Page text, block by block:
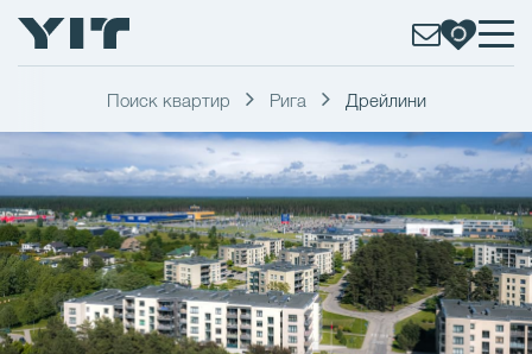
Поиск квартир Рига Дрейлини